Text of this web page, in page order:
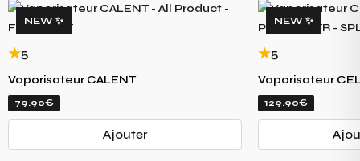
NEW ✨
5
Vaporisateur CALENT
79.90€
Ajouter
NEW ✨
5
Vaporisateur
129.90€